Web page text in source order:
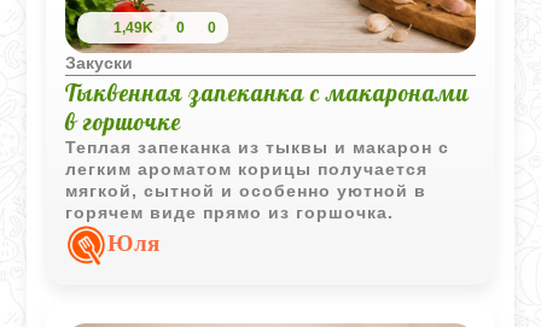
1,49K 0 0
Закуски
Тыквенная запеканка с макаронами
в горшочке
Теплая запеканка из тыквы и макарон с
легким ароматом корицы получается
мягкой, сытной и особенно уютной в
горячем виде прямо из горшочка.
Юля